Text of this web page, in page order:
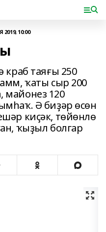
2019, 10:00
краб таяғы 250
ҡаты сыр 200
120
Ә биҙәр өсөн
киҫәк, төйөнлө
ҡыҙыл болгар